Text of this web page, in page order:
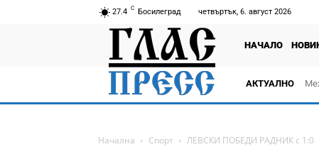
27.4 C Босилеград четвъртък, 6. август 2026
НАЧАЛО
АКТУАЛНО
Начална Спорт ЛЕВСКИ ПОБЕДИ РАДНИК с 1:0